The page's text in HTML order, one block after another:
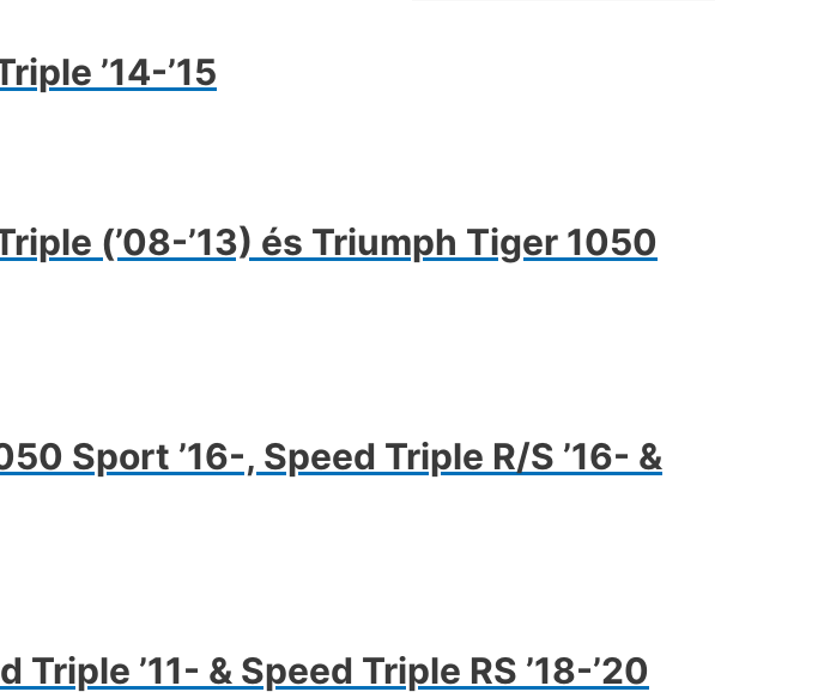
’14-’15
(’08-’13) és Triumph Tiger 1050
Sport ’16-, Speed Triple R/S ’16- &
’11- & Speed Triple RS ’18-’20